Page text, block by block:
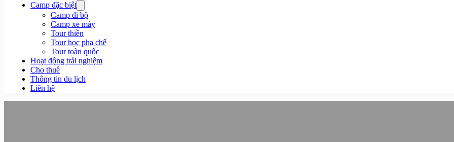
Camp đặc biệt
Camp đi bộ
Camp xe máy
Tour thiền
Tour học pha chế
Tour toàn quốc
Hoạt động trải nghiệm
Cho thuê
Thông tin du lịch
Liên hệ